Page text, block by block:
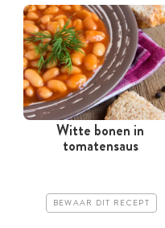
Witte bonen in
tomatensaus
BEWAAR DIT RECEPT